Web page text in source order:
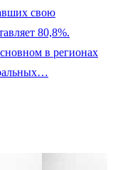
свою
80,8%.
в регионах